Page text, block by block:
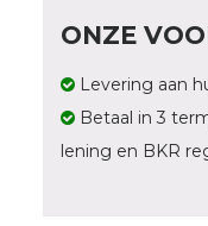
ONZE
Levering aan
Betaal in 3
lening en BKR